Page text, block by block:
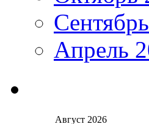
Апрель
Август 2026